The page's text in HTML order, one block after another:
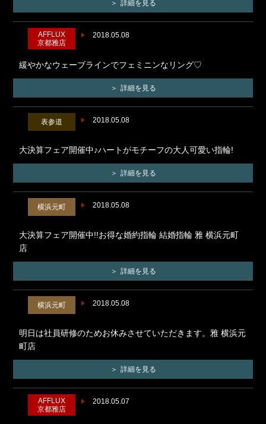
詳細を見る
2018.05.08
AFFLUX
京都雅店
緩やかなウェーブラインでフェミニンなリング♡
詳細を見る
2018.05.08
表参道
大決算フェア開催中♪ハートがモチーフの大人可愛い指輪!
詳細を見る
2018.05.08
横浜元町
大決算フェア開催中!!お得な婚約指輪 結婚指輪 雅 横浜元町
店
詳細を見る
2018.05.08
横浜元町
明日は社員研修のためお休みさせていただきます。雅 横浜元
町店
詳細を見る
2018.05.07
AFFLUX
京都雅店